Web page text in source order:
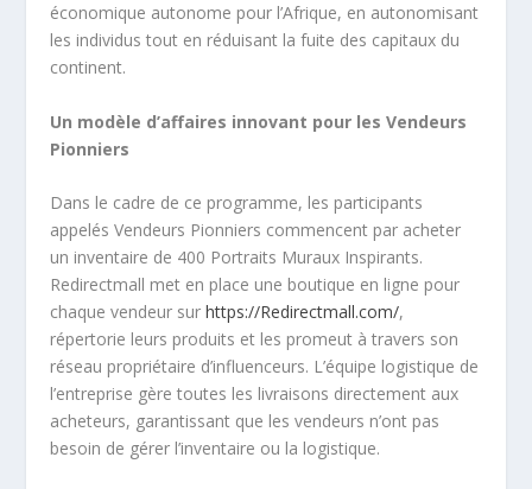
économique autonome pour l’Afrique, en autonomisant
les individus tout en réduisant la fuite des capitaux du
continent.
Un modèle d’affaires innovant pour les Vendeurs
Pionniers
Dans le cadre de ce programme, les participants
appelés Vendeurs Pionniers commencent par acheter
un inventaire de 400 Portraits Muraux Inspirants.
Redirectmall met en place une boutique en ligne pour
chaque vendeur surhttps://Redirectmall.com/,
répertorie leurs produits et les promeut à travers son
réseau propriétaire d’influenceurs. L’équipe logistique de
l’entreprise gère toutes les livraisons directement aux
acheteurs, garantissant que les vendeurs n’ont pas
besoin de gérer l’inventaire ou la logistique.